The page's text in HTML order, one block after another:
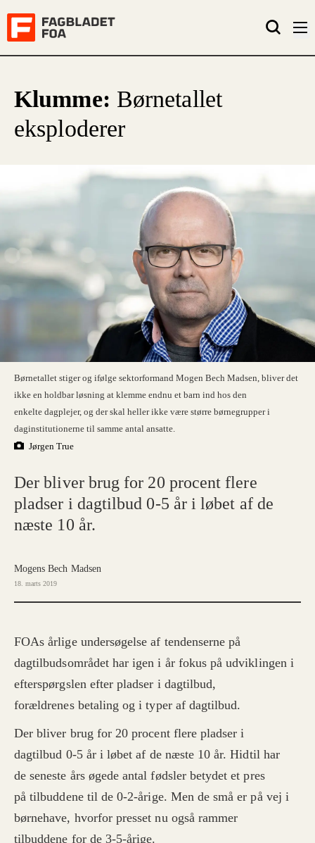
Klumme: Børnetallet
eksploderer
Børnetallet stiger og ifølge sektorformand Mogen Bech Madsen, bliver det
ikke en holdbar løsning at klemme endnu et barn ind hos den
enkelte dagplejer, og der skal heller ikke være større børnegrupper i
daginstitutionerne til samme antal ansatte.
Jørgen True
Der bliver brug for 20 procent flere
pladser i dagtilbud 0-5 år i løbet af de
næste 10 år.
Mogens Bech Madsen
18. marts 2019
FOAs årlige undersøgelse af tendenserne på
dagtilbudsområdet har igen i år fokus på udviklingen i
efterspørgslen efter pladser i dagtilbud,
forældrenes betaling og i typer af dagtilbud.
Der bliver brug for 20 procent flere pladser i
dagtilbud 0-5 år i løbet af de næste 10 år. Hidtil har
de seneste års øgede antal fødsler betydet et pres
på tilbuddene til de 0-2-årige. Men de små er på vej i
børnehave, hvorfor presset nu også rammer
tilbuddene for de 3-5-årige.